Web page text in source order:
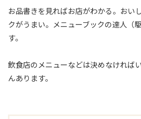
お品書きを見ればお店がわかる。おい
クがうまい。メニューブックの達人（
す。
飲食店のメニューなどは決めなければ
んあります。